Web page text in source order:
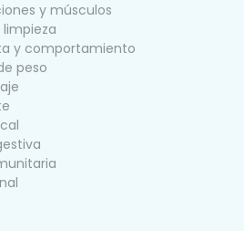
y músculos
limpieza
y comportamiento
peso